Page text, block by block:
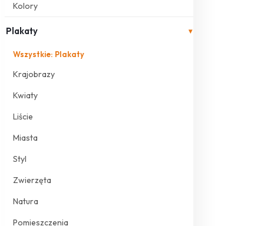
Kolory
Plakaty ▾
Wszystkie: Plakaty
Krajobrazy
Kwiaty
Liście
Miasta
Styl
Zwierzęta
Natura
Pomieszczenia